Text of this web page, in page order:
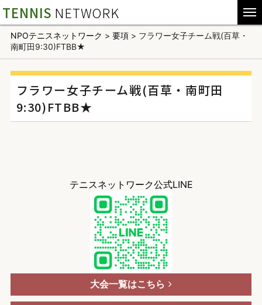
TENNIS NETWORK
NPOテニスネットワーク > 要項> フラワー女子チーム戦(百草・
南町田9:30)FTBB★
フラワー女子チーム戦(百草・南町田
9:30)FTBB★
テニスネットワーク公式LINE
大会一覧はこちら